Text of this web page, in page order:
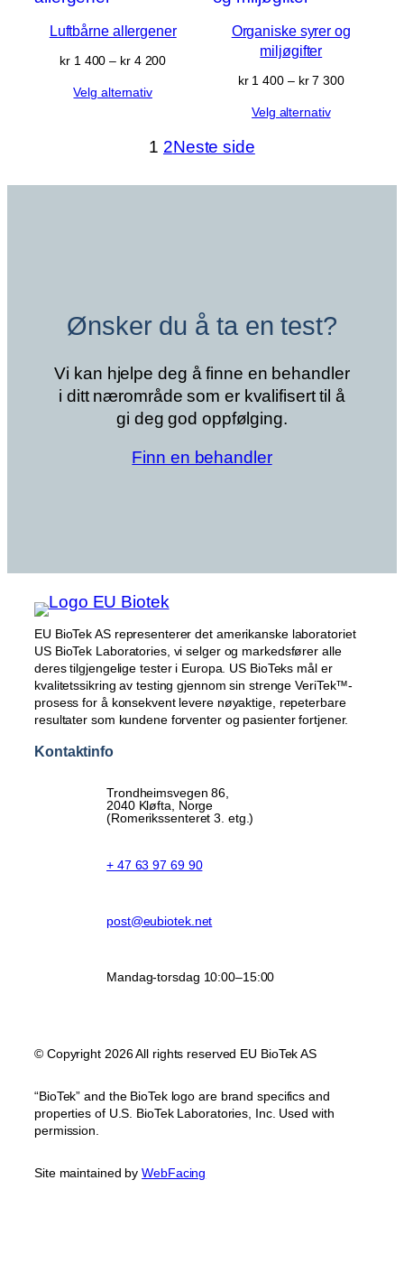
Luftbårne allergener
kr1 400 – kr4 200Prisområde:
Velg alternativ
Organiske syrer og
miljøgifter
kr1 400 – kr7 300
Velg alternativ
1 2Neste side
Ønsker du å ta en test?
Vi kan hjelpe deg å finne en behandler
i ditt nærområde som er kvalifisert til å
gi deg god oppfølging.
Finn en behandler
EU BioTek AS representerer det amerikanske laboratoriet
US BioTek Laboratories, vi selger og markedsfører alle
deres tilgjengelige tester i Europa. US BioTeks mål er
kvalitetssikring av testing gjennom sin strenge VeriTek™-
prosess for å konsekvent levere nøyaktige, repeterbare
resultater som kundene forventer og pasienter fortjener.
Kontaktinfo
Trondheimsvegen 86,
2040 Kløfta, Norge
(Romerikssenteret 3. etg.)
+ 47 63 97 69 90
post@eubiotek.net
Mandag-torsdag 10:00–15:00
© Copyright 2026 All rights reserved EU BioTek AS
“BioTek” and the BioTek logo are brand specifics and
properties of U.S. BioTek Laboratories, Inc. Used with
permission.
Site maintained byWebFacing